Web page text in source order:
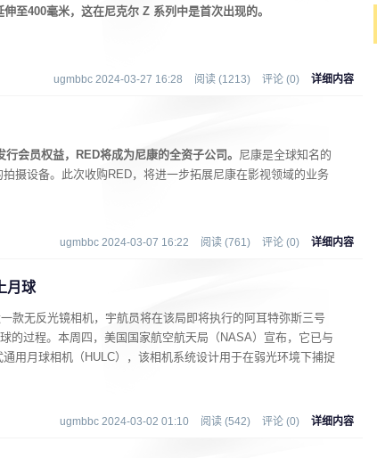
伸至400毫米，这在尼克尔 Z 系列中是首次出现的。
ugmbbc 2024-03-27 16:28 阅读 (1213) 评论 (0) 详细内容
会员权益，RED将成为尼康的全资子公司。 尼康是全球知名的
摄设备。此次收购RED，将进一步拓展尼康在影视领域的业务
ugmbbc 2024-03-07 16:22 阅读 (761) 评论 (0) 详细内容
月球
款无反光镜相机，宇航员将在该局即将执行的阿耳特弥斯三号
的过程。本周四，美国国家航空航天局（NASA）宣布，它已与
用月球相机（HULC），该相机系统设计用于在弱光环境下捕捉
ugmbbc 2024-03-02 01:10 阅读 (542) 评论 (0) 详细内容